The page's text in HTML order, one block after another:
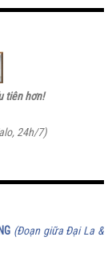
tiên hơn!
24h/7)
(Đoạn giữa Đại La &